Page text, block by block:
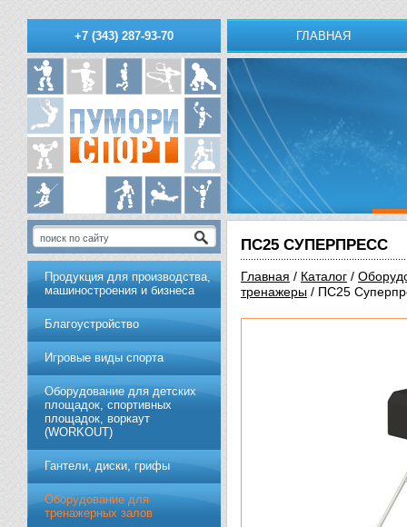
+7 (343) 287-93-70 ГЛАВНАЯ
ПС25 СУПЕРПРЕСС
Главная / Каталог /
тренажеры / ПС25
Продукция для производства,
машиностроения и бизнеса
Благоустройство
Игровые виды спорта
Оборудование для детских
площадок, спортивных
площадок, воркаут
(WORKOUT)
Гантели, диски, грифы
Обoрудoвание для
трeнажерных залoв